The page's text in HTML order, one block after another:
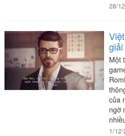
28/
Một
của
ngờ
1/